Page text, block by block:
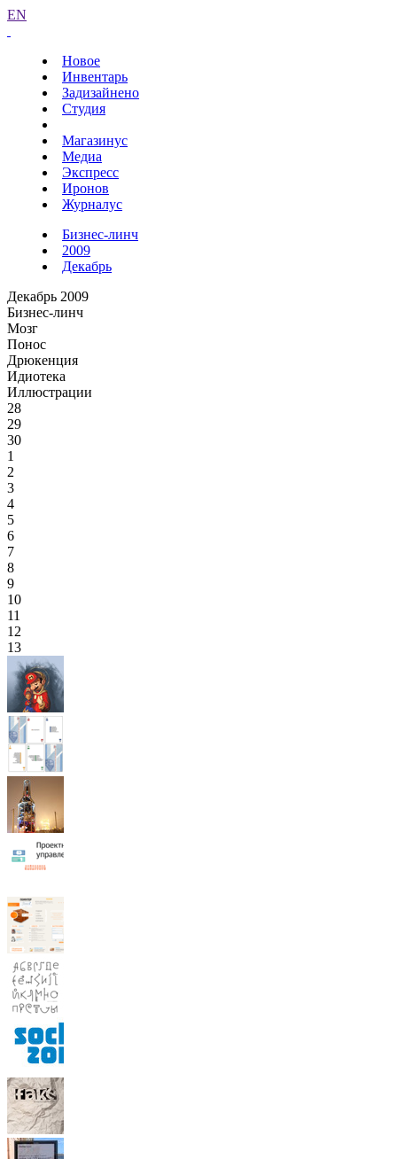
EN
Новое
Инвентарь
Задизайнено
Студия
Магазинус
Медиа
Экспресс
Иронов
Журналус
Бизнес-линч
2009
Декабрь
Декабрь 2009
Бизнес-линч
Мозг
Понос
Дрюкенция
Идиотека
Иллюстрации
28
29
30
1
2
3
4
5
6
7
8
9
10
11
12
13